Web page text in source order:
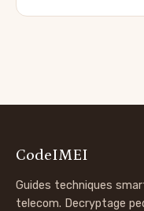
CodeIMEI
Guides techniques
telecom. Decryptage